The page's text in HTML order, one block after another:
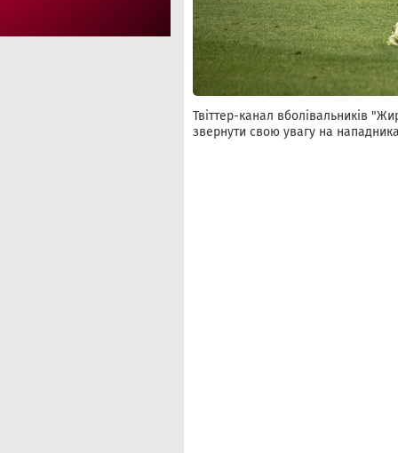
Твіттер-канал вболівальників
звернути свою увагу на